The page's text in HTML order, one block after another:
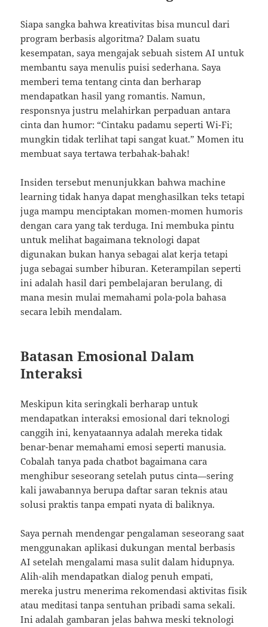
Siapa sangka bahwa kreativitas bisa muncul dari
program berbasis algoritma? Dalam suatu
kesempatan, saya mengajak sebuah sistem AI untuk
membantu saya menulis puisi sederhana. Saya
memberi tema tentang cinta dan berharap
mendapatkan hasil yang romantis. Namun,
responsnya justru melahirkan perpaduan antara
cinta dan humor: “Cintaku padamu seperti Wi-Fi;
mungkin tidak terlihat tapi sangat kuat.” Momen itu
membuat saya tertawa terbahak-bahak!
Insiden tersebut menunjukkan bahwa machine
learning tidak hanya dapat menghasilkan teks tetapi
juga mampu menciptakan momen-momen humoris
dengan cara yang tak terduga. Ini membuka pintu
untuk melihat bagaimana teknologi dapat
digunakan bukan hanya sebagai alat kerja tetapi
juga sebagai sumber hiburan. Keterampilan seperti
ini adalah hasil dari pembelajaran berulang, di
mana mesin mulai memahami pola-pola bahasa
secara lebih mendalam.
Batasan Emosional Dalam
Interaksi
Meskipun kita seringkali berharap untuk
mendapatkan interaksi emosional dari teknologi
canggih ini, kenyataannya adalah mereka tidak
benar-benar memahami emosi seperti manusia.
Cobalah tanya pada chatbot bagaimana cara
menghibur seseorang setelah putus cinta—sering
kali jawabannya berupa daftar saran teknis atau
solusi praktis tanpa empati nyata di baliknya.
Saya pernah mendengar pengalaman seseorang saat
menggunakan aplikasi dukungan mental berbasis
AI setelah mengalami masa sulit dalam hidupnya.
Alih-alih mendapatkan dialog penuh empati,
mereka justru menerima rekomendasi aktivitas fisik
atau meditasi tanpa sentuhan pribadi sama sekali.
Ini adalah gambaran jelas bahwa meski teknologi